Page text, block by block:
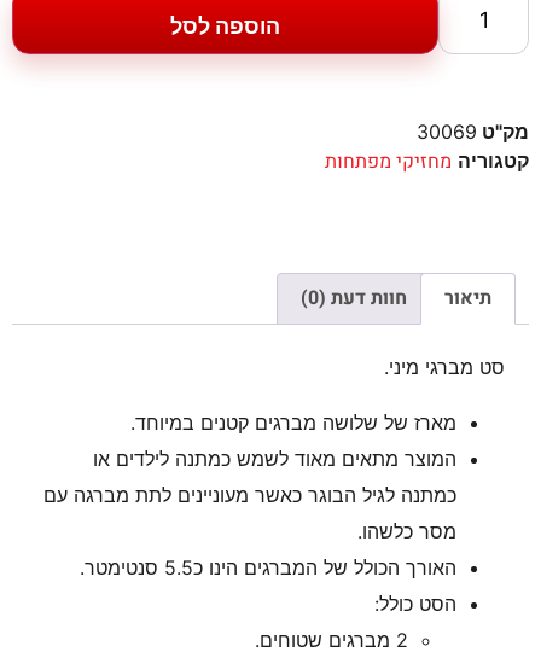
הוספה לסל
מק"ט 30069
קטגוריה מחזיקי מפתחות
תיאור חוות דעת (0)
סט מברגי מיני.
מארז של שלושה מברגים קטנים במיוחד.
המוצר מתאים מאוד לשמש כמתנה לילדים או
כמתנה לגיל הבוגר כאשר מעוניינים לתת מברגה עם
מסר כלשהו.
האורך הכולל של המברגים הינו כ5.5 סנטימטר.
הסט כולל:
2 מברגים שטוחים.